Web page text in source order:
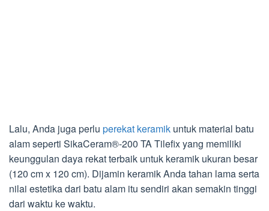
Lalu, Anda juga perlu perekat keramik untuk material batu
alam seperti SikaCeram®-200 TA Tilefix yang memiliki
keunggulan daya rekat terbaik untuk keramik ukuran besar
(120 cm x 120 cm). Dijamin keramik Anda tahan lama serta
nilai estetika dari batu alam itu sendiri akan semakin tinggi
dari waktu ke waktu.